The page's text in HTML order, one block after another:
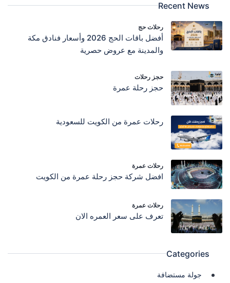
Recent News
رحلات حج
أفضل باقات الحج 2026 وأسعار فنادق مكة
والمدينة مع عروض حصرية
حجز رحلات
حجز رحلة عمرة
رحلات عمرة من الكويت للسعودية
رحلات عمرة
افضل شركة حجز رحلة عمرة من الكويت
رحلات عمرة
تعرف على سعر العمره الان
Categories
جولة مستضافة